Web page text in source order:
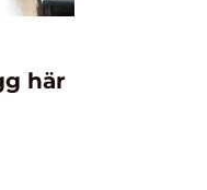
här